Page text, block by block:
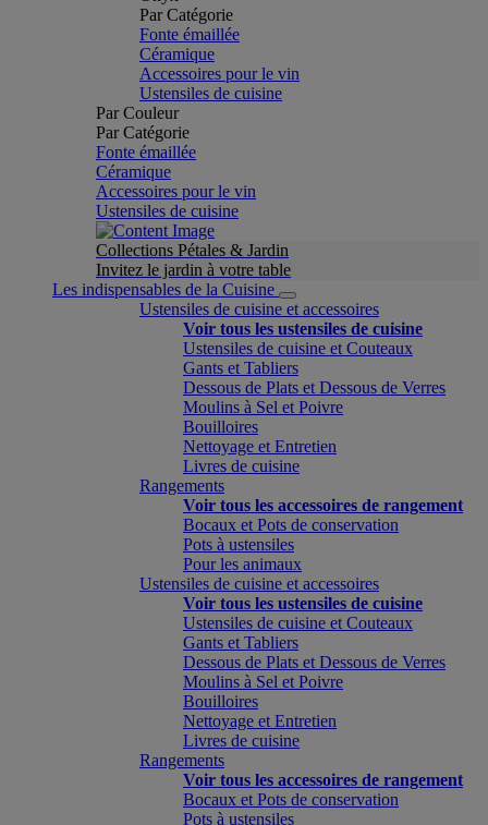
Par Catégorie
Fonte émaillée
Céramique
Accessoires pour le vin
Ustensiles de cuisine
Par Couleur
Par Catégorie
Fonte émaillée
Céramique
Accessoires pour le vin
Ustensiles de cuisine
Collections Pétales & Jardin
Invitez le jardin à votre table
Les indispensables de la Cuisine
Ustensiles de cuisine et accessoires
Voir tous les ustensiles de cuisine
Ustensiles de cuisine et Couteaux
Gants et Tabliers
Dessous de Plats et Dessous de Verres
Moulins à Sel et Poivre
Bouilloires
Nettoyage et Entretien
Livres de cuisine
Rangements
Voir tous les accessoires de rangement
Bocaux et Pots de conservation
Pots à ustensiles
Pour les animaux
Ustensiles de cuisine et accessoires
Voir tous les ustensiles de cuisine
Ustensiles de cuisine et Couteaux
Gants et Tabliers
Dessous de Plats et Dessous de Verres
Moulins à Sel et Poivre
Bouilloires
Nettoyage et Entretien
Livres de cuisine
Rangements
Voir tous les accessoires de rangement
Bocaux et Pots de conservation
Pots à ustensiles